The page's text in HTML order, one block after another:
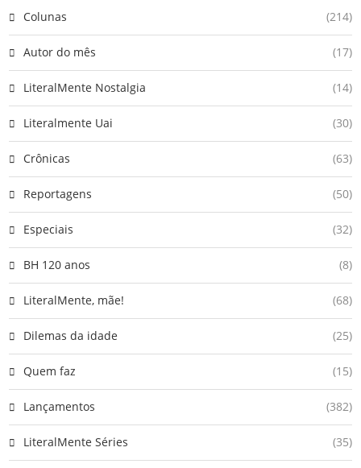
Colunas (214)
Autor do mês (17)
LiteralMente Nostalgia (14)
Literalmente Uai (30)
Crônicas (63)
Reportagens (50)
Especiais (32)
BH 120 anos (8)
LiteralMente, mãe! (68)
Dilemas da idade (25)
Quem faz (15)
Lançamentos (382)
LiteralMente Séries (35)